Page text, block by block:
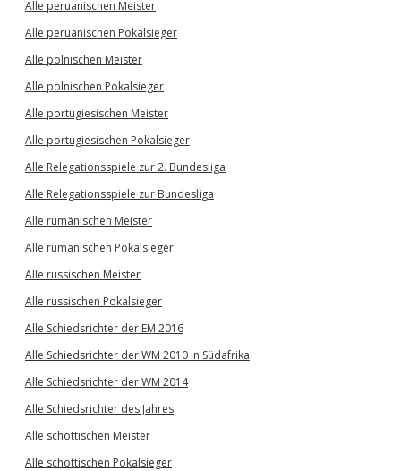
Alle peruanischen Meister
Alle peruanischen Pokalsieger
Alle polnischen Meister
Alle polnischen Pokalsieger
Alle portugiesischen Meister
Alle portugiesischen Pokalsieger
Alle Relegationsspiele zur 2. Bundesliga
Alle Relegationsspiele zur Bundesliga
Alle rumänischen Meister
Alle rumänischen Pokalsieger
Alle russischen Meister
Alle russischen Pokalsieger
Alle Schiedsrichter der EM 2016
Alle Schiedsrichter der WM 2010 in Südafrika
Alle Schiedsrichter der WM 2014
Alle Schiedsrichter des Jahres
Alle schottischen Meister
Alle schottischen Pokalsieger